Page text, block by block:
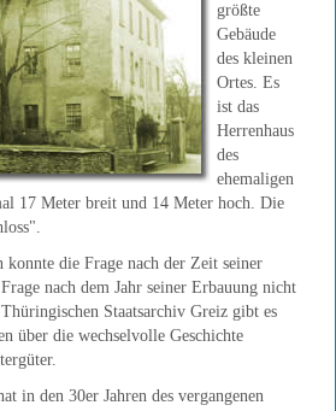
größte
Gebäude
des kleinen
Ortes. Es
ist das
Herrenhaus
des
ehemaligen
17 Meter breit und 14 Meter hoch. Die
konnte die Frage nach der Zeit seiner
nach dem Jahr seiner Erbauung nicht
Staatsarchiv Greiz gibt es
über die wechselvolle Geschichte
in den 30er Jahren des vergangenen